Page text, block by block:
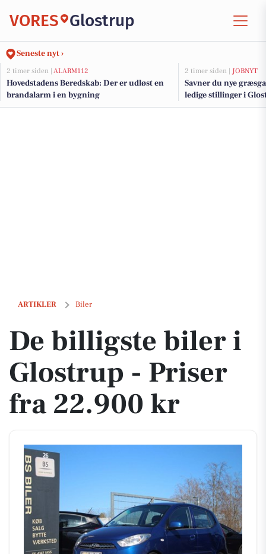
VORES Glostrup
Seneste nyt ›
2 timer siden | ALARM112
Hovedstadens Beredskab: Der er udløst en
brandalarm i en bygning
2 timer siden | JOBNYT
Savner du nye
ledige stillinger i
ARTIKLER Biler
De billigste biler i Glostrup - Priser fra 22.900 kr
De billigste biler i
Glostrup - Priser
fra 22.900 kr